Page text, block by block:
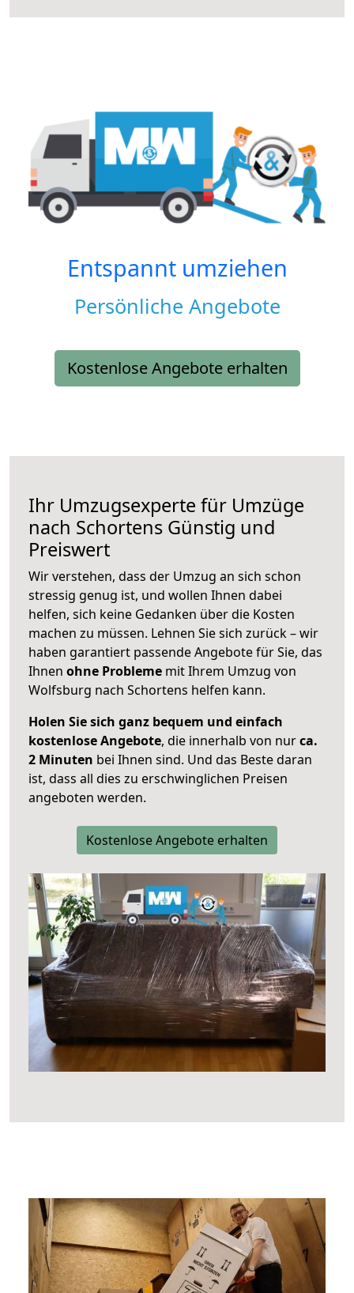
Entspannt umziehen
Persönliche Angebote
Kostenlose Angebote erhalten
Ihr Umzugsexperte für Umzüge
nach Schortens Günstig und
Preiswert
Wir verstehen, dass der Umzug an sich schon
stressig genug ist, und wollen Ihnen dabei
helfen, sich keine Gedanken über die Kosten
machen zu müssen. Lehnen Sie sich zurück – wir
haben garantiert passende Angebote für Sie, das
Ihnen ohne Probleme mit Ihrem Umzug von
Wolfsburg nach Schortens helfen kann.
Holen Sie sich ganz bequem und einfach
kostenlose Angebote, die innerhalb von nurca.
2 Minuten bei Ihnen sind. Und das Beste daran
ist, dass all dies zu erschwinglichen Preisen
angeboten werden.
Kostenlose Angebote erhalten